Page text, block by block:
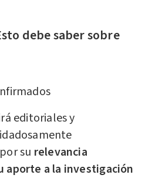
debe saber sobre
editoriales y
su relevancia
aporte a la investigación